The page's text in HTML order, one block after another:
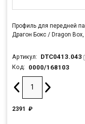
Профиль для передней
Драгон Бокс / Dragon
Артикул: DTC0413.043
Код: 0000/168103
2391 ₽